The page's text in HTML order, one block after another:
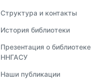
Структура и контакты
История библиотеки
Презентация о библиотеке
ННГАСУ
Наши публикации